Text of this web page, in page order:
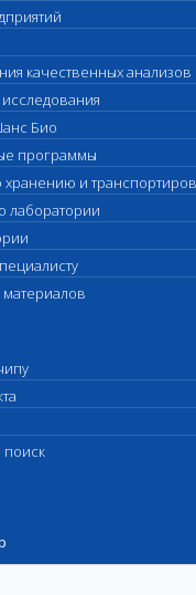
качественных анализов
Био
программы
и
лаборатории
материалов